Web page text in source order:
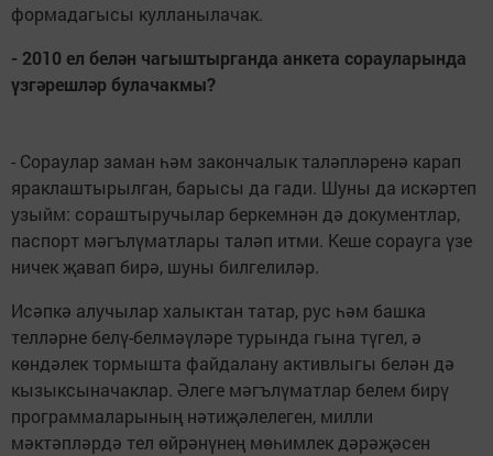
формадагысы кулланылачак.
- 2010 ел белән чагыштырганда анкета сорауларында
үзгәрешләр булачакмы?
- Сораулар заман һәм закончалык таләпләренә карап
яраклаштырылган, барысы да гади. Шуны да искәртеп
узыйм: сораштыручылар беркемнән дә документлар,
паспорт мәгълүматлары таләп итми. Кеше сорауга үзе
ничек җавап бирә, шуны билгелиләр.
Исәпкә алучылар халыктан татар, рус һәм башка
телләрне белү-белмәүләре турында гына түгел, ә
көндәлек тормышта файдалану активлыгы белән дә
кызыксыначаклар. Әлеге мәгълүматлар белем бирү
программаларының нәтиҗәлелеген, милли
мәктәпләрдә тел өйрәнүнең мөһимлек дәрәҗәсен